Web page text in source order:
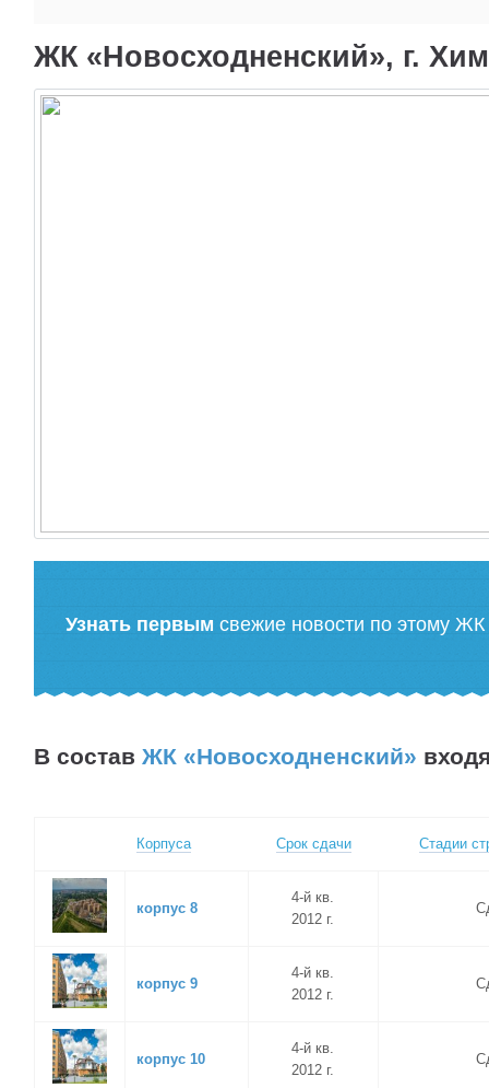
ЖК «Новосходненский», г.
Узнать первым свежие новости по этому ЖК
В состав ЖК «Новосходненский»
Корпуса Срок сдачи Стадии
корпус 8
4-й кв.
2012 г.
корпус 9
4-й кв.
2012 г.
корпус 10
4-й кв.
2012 г.